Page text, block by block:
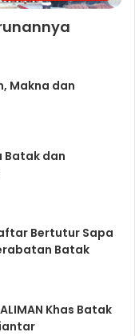
Makna dan
Batak dan
Bertutur Sapa
Batak
Khas Batak